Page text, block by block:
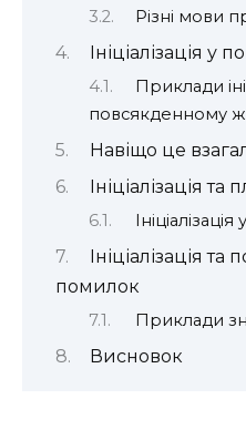
Різні мови
Ініціалізація у
Приклади
повсякденному
Навіщо це
Ініціалізація
Ініціалізація
помилок
Приклади
Висновок